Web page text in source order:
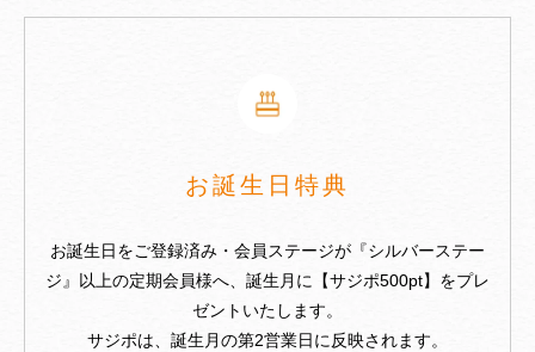
お誕生日特典
お誕生日をご登録済み・会員ステージが『シルバーステー
ジ』以上の定期会員様へ、誕生月に【サジポ500pt】をプレ
ゼントいたします。
サジポは、誕生月の第2営業日に反映されます。